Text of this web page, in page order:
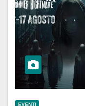
EVENTI